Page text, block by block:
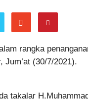
rangka
Jum’at (30/7/2021).
takalar